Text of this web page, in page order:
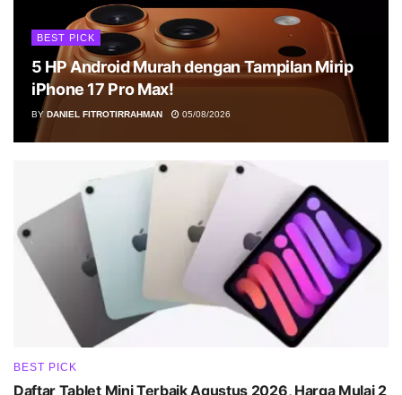
BEST PICK
5 HP Android Murah dengan Tampilan Mirip
iPhone 17 Pro Max!
BY DANIEL FITROTIRRAHMAN 05/08/2026
BEST PICK
Daftar Tablet Mini Terbaik Agustus 2026, Harga Mulai 2